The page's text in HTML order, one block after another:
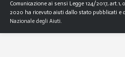
Comunicazione ai sensi Legge 124/2017,
2020 ha ricevuto aiuti dallo stato pubblicati e
Nazionale degli Aiuti.